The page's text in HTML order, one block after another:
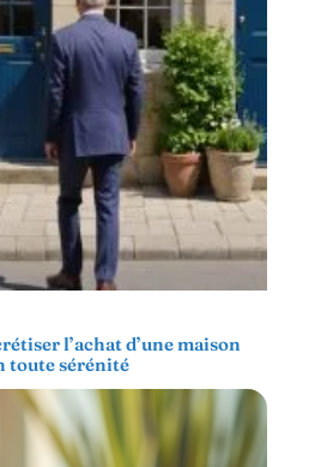
l’achat d’une maison
toute sérénité